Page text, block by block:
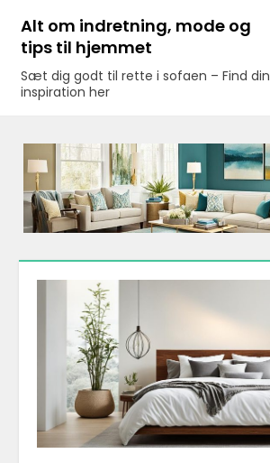
content
Alt om indretning, mode og
tips til hjemmet
Sæt dig godt til rette i sofaen – Find din
inspiration her